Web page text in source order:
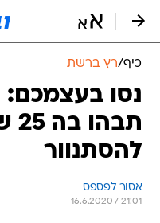
כיף/רץ ברשת
נסו
להסתנוור
אסור לפספס
16.6.2020 / 21:01